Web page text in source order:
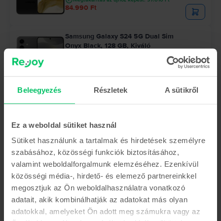
Beleegyezés Részletek A sütikről
Ez a weboldal sütiket használ
Sütiket használunk a tartalmak és hirdetések személyre
szabásához, közösségi funkciók biztosításához,
valamint weboldalforgalmunk elemzéséhez. Ezenkívül
közösségi média-, hirdető- és elemező partnereinkkel
megosztjuk az Ön weboldalhasználatra vonatkozó
adatait, akik kombinálhatják az adatokat más olyan
adatokkal, amelyeket Ön adott meg számukra vagy az
84.990 Ft
Samsung Galaxy S24 5G Dual Sim
Onyx Black, 128 GB, Kiváló
154.990 Ft
Samsung Galaxy S22 5G Dual Sim
Becsült kiszállítás:
1-3 munkanap
0% THM, 3 részletben
84.990 Ft